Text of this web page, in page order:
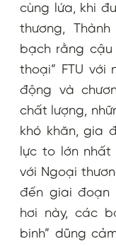
cùng lứa, khi
thương,
bạch rằng cậu
thoại” FTU với
động và
chất lượng,
khó khăn, gia
lực to lớn
với Ngoại
đến giai đoạn
hơi này, các
binh” dũng